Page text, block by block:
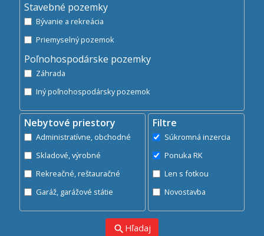
Stavebné pozemky
Bývanie a rekreácia
Priemyselný pozemok
Poľnohospodárske pozemky
Záhrada
Iný poľnohospodársky pozemok
Nebytové priestory
Administratívne, obchodné
Skladové, výrobné
Rekreačné, reštauračné
Garáž, garážové státie
Filtre
Súkromná inzercia
Ponuka RK
Len s fotkou
Novostavba
search Hľadaj